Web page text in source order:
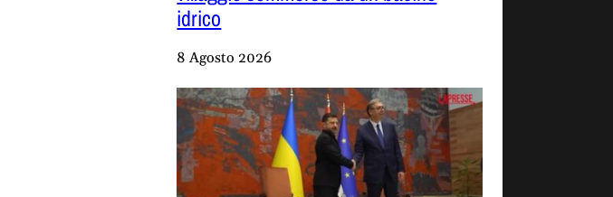
idrico
8 Agosto 2026